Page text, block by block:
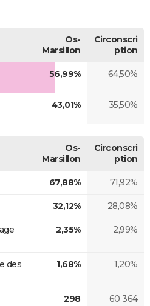
Os-
Marsillon
Circonscri
ption
56,99% 64,50%
43,01% 35,50%
Os-
Marsillon
Circonscri
ption
67,88% 71,92%
32,12% 28,08%
2,35% 2,99%
des
1,68% 1,20%
298 60 364